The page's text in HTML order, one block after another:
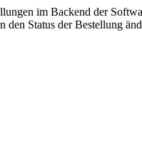
im Backend der
den Status der Bestellung